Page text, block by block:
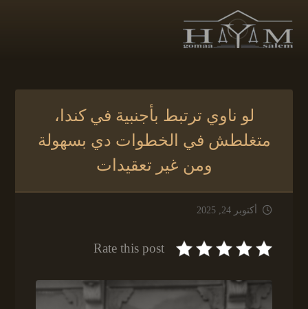
لو ناوي ترتبط بأجنبية في كندا،
متغلطش في الخطوات دي بسهولة
ومن غير تعقيدات
أكتوبر 24, 2025
Rate this post